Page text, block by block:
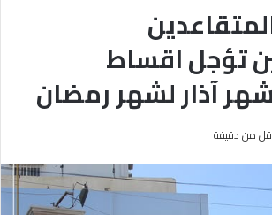
تؤجل اقساط
آذار لشهر رمضان
من دقيقة